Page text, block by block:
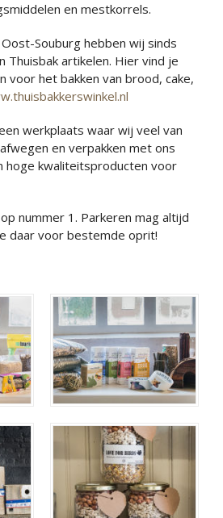
en mestkorrels.
Souburg hebben wij sinds
Thuisbak artikelen. Hier vind je
voor het bakken van brood, cake,
werkplaats waar wij veel van
en verpakken met ons
hoge kwaliteitsproducten voor
nummer 1. Parkeren mag altijd
daar voor bestemde oprit!